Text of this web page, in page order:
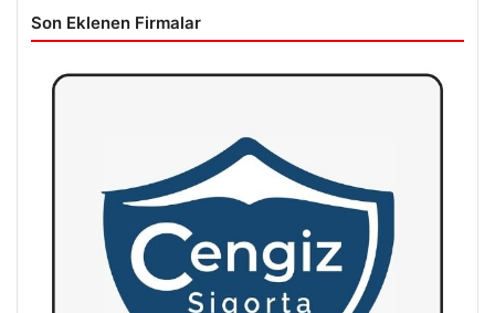
Son Eklenen Firmalar